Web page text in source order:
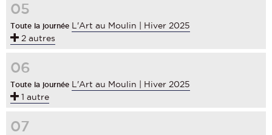
05
Toute la journée L'Art au Moulin | Hiver 2025
2 autres
06
Toute la journée L'Art au Moulin | Hiver 2025
1 autre
07